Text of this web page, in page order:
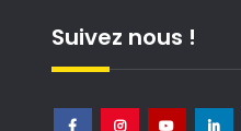
Suivez nous !